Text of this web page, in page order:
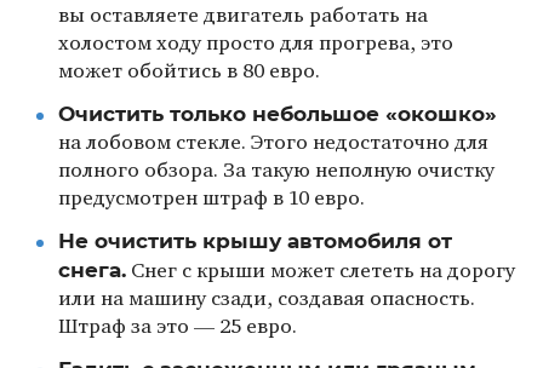
вы оставляете двигатель работать на
холостом ходу просто для прогрева, это
может обойтись в 80 евро.
Очистить только небольшое «окошко»
на лобовом стекле. Этого недостаточно для
полного обзора. За такую неполную очистку
предусмотрен штраф в 10 евро.
Не очистить крышу автомобиля от
снега.Снег с крыши может слететь на дорогу
или на машину сзади, создавая опасность.
Штраф за это — 25 евро.